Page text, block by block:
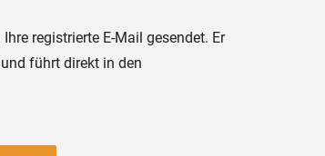
registrierte E-Mail gesendet. Er
führt direkt in den